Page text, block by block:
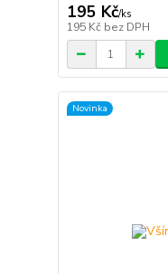
195 Kč/ks
195 Kč bez DPH
Novinka